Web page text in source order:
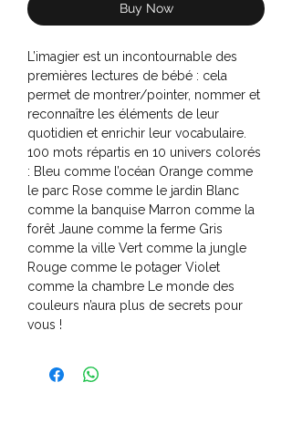
Buy Now
L’imagier est un incontournable des
premières lectures de bébé : cela
permet de montrer/pointer, nommer et
reconnaître les éléments de leur
quotidien et enrichir leur vocabulaire.
100 mots répartis en 10 univers colorés
: Bleu comme l’océan Orange comme
le parc Rose comme le jardin Blanc
comme la banquise Marron comme la
forêt Jaune comme la ferme Gris
comme la ville Vert comme la jungle
Rouge comme le potager Violet
comme la chambre Le monde des
couleurs n’aura plus de secrets pour
vous !